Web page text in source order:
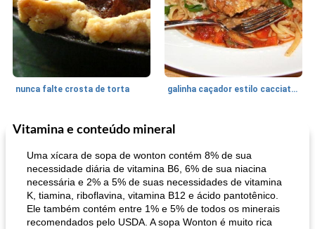
nunca falte crosta de torta galinha caçador estilo cacciatore
1470 min
Feriados e Eventos Punch Beverage
Vitamina e conteúdo mineral
Uma xícara de sopa de wonton contém 8% de sua
necessidade diária de vitamina B6, 6% de sua niacina
necessária e 2% a 5% de suas necessidades de vitamina
K, tiamina, riboflavina, vitamina B12 e ácido pantotênico.
Ele também contém entre 1% e 5% de todos os minerais
recomendados pelo USDA. A sopa Wonton é muito rica